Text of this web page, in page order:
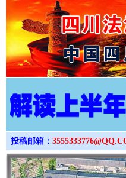
投稿邮箱：